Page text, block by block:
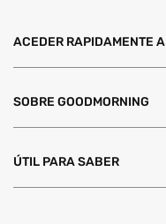
ACEDER RAPIDAMENTE A
SOBRE GOODMORNING
ÚTIL PARA SABER